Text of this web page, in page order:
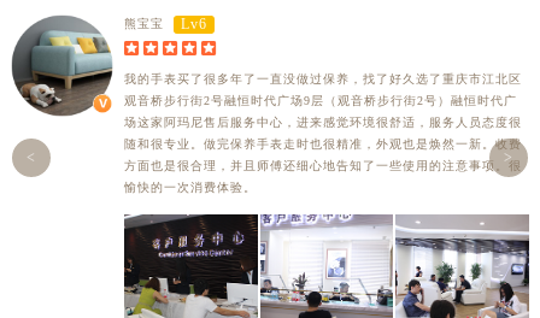
熊宝宝 Lv6
    
我的手表买了很多年了一直没做过保养，找了好久选了重庆市江北区
观音桥步行街2号融恒时代广场9层（观音桥步行街2号）融恒时代广
场这家阿玛尼售后服务中心，进来感觉环境很舒适，服务人员态度很
随和很专业。做完保养手表走时也很精准，外观也是焕然一新。收费
方面也是很合理，并且师傅还细心地告知了一些使用的注意事项。很
愉快的一次消费体验。
>
<